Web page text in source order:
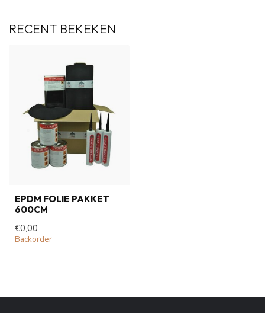
RECENT BEKEKEN
EPDM FOLIE PAKKET
600CM
€0,00
Backorder